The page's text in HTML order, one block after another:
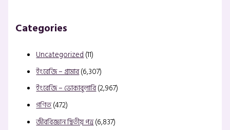
Categories
Uncategorized(11)
ইংরেজি – গ্রামার(6,307)
ইংরেজি – ভোকাবুলারি(2,967)
গণিত(472)
জীববিজ্ঞান দ্বিতীয় পত্র(6,837)